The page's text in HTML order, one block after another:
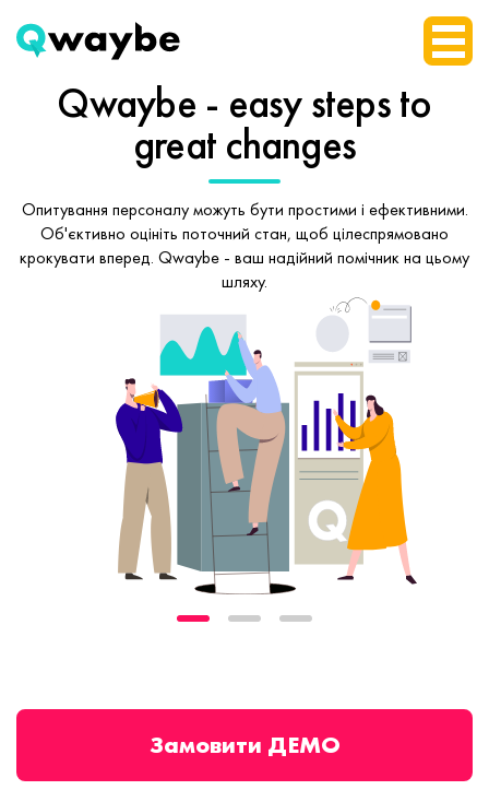
Qwaybe - easy stepsto
great changes
Опитування персоналу можуть бути простими і ефективними.
Об'єктивно оцініть поточний стан, щоб цілеспрямовано
крокувати вперед. Qwaybe - ваш надійний помічник на цьому
шляху.
Замовити ДЕМО